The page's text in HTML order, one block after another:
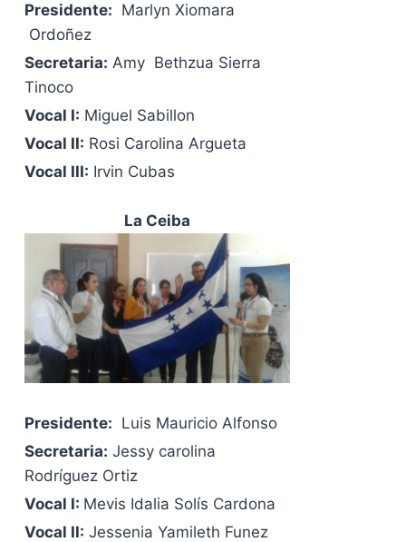
Presidente: Marlyn Xiomara
Ordoñez
Secretaria: Amy Bethzua Sierra
Tinoco
Vocal I: Miguel Sabillon
Vocal II: Rosi Carolina Argueta
Vocal III: Irvin Cubas
La Ceiba
Presidente: Luis Mauricio Alfonso
Secretaria: Jessy carolina
Rodríguez Ortiz
Vocal I: Mevis Idalia Solís Cardona
Vocal II: Jessenia Yamileth Funez